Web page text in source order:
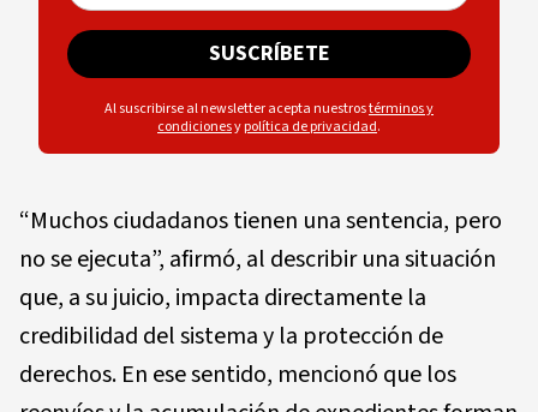
SUSCRÍBETE
Al suscribirse al newsletter acepta nuestrostérminos y
condicionesypolítica de privacidad.
“Muchos ciudadanos tienen una sentencia, pero
no se ejecuta”, afirmó, al describir una situación
que, a su juicio, impacta directamente la
credibilidad del sistema y la protección de
derechos. En ese sentido, mencionó que los